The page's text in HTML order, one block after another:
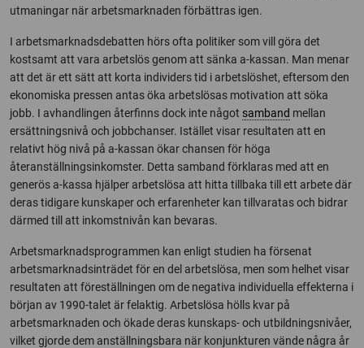
utmaningar när arbetsmarknaden förbättras igen.
I arbetsmarknadsdebatten hörs ofta politiker som vill göra det
kostsamt att vara arbetslös genom att sänka a-kassan. Man menar
att det är ett sätt att korta individers tid i arbetslöshet, eftersom den
ekonomiska pressen antas öka arbetslösas motivation att söka
jobb. I avhandlingen återfinns dock inte något samband mellan
ersättningsnivå och jobbchanser. Istället visar resultaten att en
relativt hög nivå på a-kassan ökar chansen för höga
återanställningsinkomster. Detta samband förklaras med att en
generös a-kassa hjälper arbetslösa att hitta tillbaka till ett arbete där
deras tidigare kunskaper och erfarenheter kan tillvaratas och bidrar
därmed till att inkomstnivån kan bevaras.
Arbetsmarknadsprogrammen kan enligt studien ha försenat
arbetsmarknadsinträdet för en del arbetslösa, men som helhet visar
resultaten att föreställningen om de negativa individuella effekterna i
början av 1990-talet är felaktig. Arbetslösa hölls kvar på
arbetsmarknaden och ökade deras kunskaps- och utbildningsnivåer,
vilket gjorde dem anställningsbara när konjunkturen vände några år